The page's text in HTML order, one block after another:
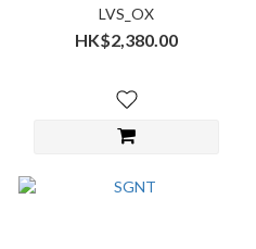
LVS_OX
HK$2,380.00